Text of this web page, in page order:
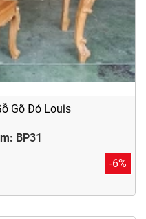
Gõ Đỏ Louis
BP31
-6%